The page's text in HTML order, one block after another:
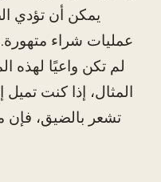
يمكن أن تؤدي
عمليات شراء متهورة.
لم تكن واعيًا لهذه
المثال، إذا كنت
تشعر بالضيق، فإن